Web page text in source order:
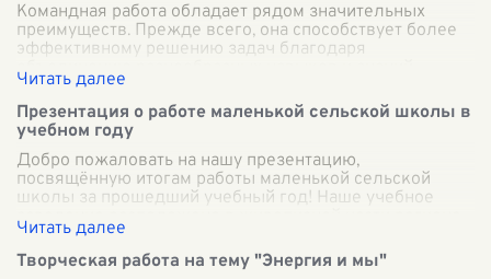
Командная работа обладает рядом значительных
преимуществ. Прежде всего, она способствует более
эффективному решению задач благодаря
объединению разнообразных навыков и знаний
разны...
Презентация о работе маленькой сельской школы в
учебном году
Добро пожаловать на нашу презентацию,
посвящённую итогам работы маленькой сельской
школы за прошедший учебный год! Наше учебное
заведение расположено в живописной части региона,
о...
Творческая работа на тему "Энергия и мы"